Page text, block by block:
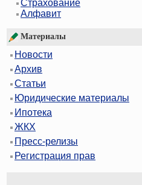
Страхование
Алфавит
Материалы
Новости
Архив
Статьи
Юридические материалы
Ипотека
ЖКХ
Пресс-релизы
Регистрация прав